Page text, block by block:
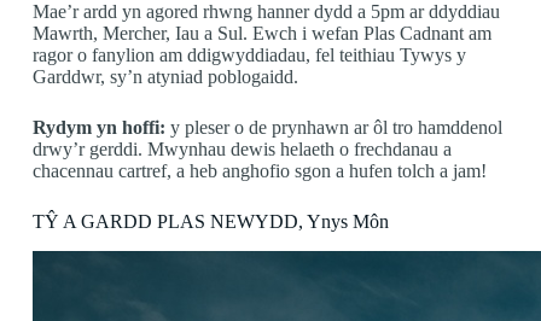
Mae’r ardd yn agored rhwng hanner dydd a 5pm ar ddyddiau
Mawrth, Mercher, Iau a Sul. Ewch i wefan Plas Cadnant am
ragor o fanylion am ddigwyddiadau, fel teithiau Tywys y
Garddwr, sy’n atyniad poblogaidd.
Rydym yn hoffi: y pleser o de prynhawn ar ôl tro hamddenol
drwy’r gerddi. Mwynhau dewis helaeth o frechdanau a
chacennau cartref, a heb anghofio sgon a hufen tolch a jam!
TŶ A GARDD PLAS NEWYDD, Ynys Môn